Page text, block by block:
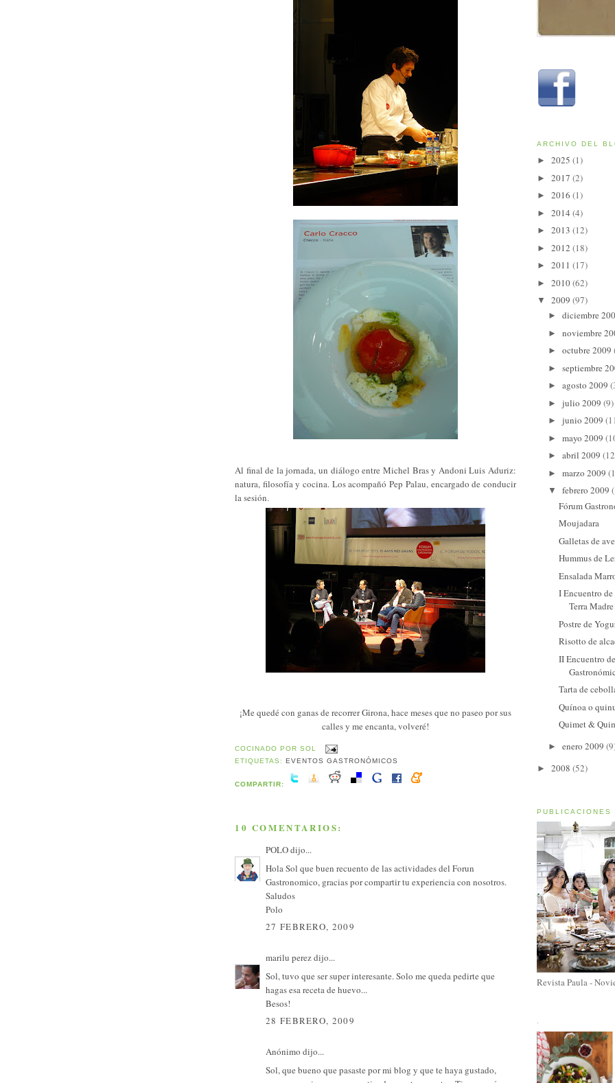
Al final de la jornada, un diálogo entre Michel Brasy Andoni Luis Aduriz:
natura, filosofía y cocina. Los acompañó Pep Palau, encargado de conducir
la sesión.
¡Me quedé con ganas de recorrer Girona, hace meses que no paseo por sus
calles y me encanta, volveré!
COCINADO PORSOL
ETIQUETAS:EVENTOS GASTRONÓMICOS
COMPARTIR:
10 COMENTARIOS:
POLOdijo...
Hola Sol que buen recuento de las actividades del Forun
Gastronomico, gracias por compartir tu experiencia con nosotros.
Saludos
Polo
27 FEBRERO, 2009
marilu perezdijo...
Sol, tuvo que ser super interesante. Solo me queda pedirte que
hagas esa receta de huevo...
Besos!
28 FEBRERO, 2009
Anónimo dijo...
Sol, que bueno que pasaste por mi blog y que te haya gustado,
ARCHIVO DEL
► 2025 (1)
► 2017 (2)
► 2016 (1)
► 2014 (4)
► 2013 (12)
► 2012 (18)
► 2011 (17)
► 2010(62)
▼ 2009 (97)
► diciembre
► noviembre
► octubre 2009
► septiembre
► agosto 2009
► julio 2009 (9)
► junio 2009
► mayo 2009
► abril 2009
► marzo 2009
▼ febrero 2009
Fórum
Moujadara
Galletas de
Hummus de
Ensalada
I Encuentro
Terra
Postre de
Risotto de
II Encuentro
Tarta de
Quínoa o
Quimet &
► enero 2009
► 2008 (52)
PUBLICACIONES
Revista Paula -
.